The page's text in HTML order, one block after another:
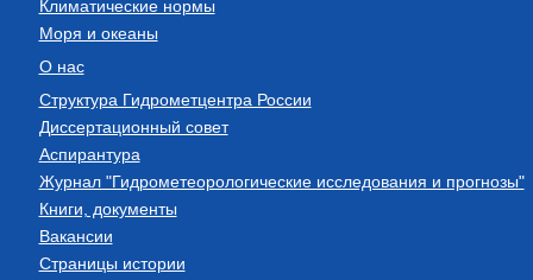
Климатические нормы
Моря и океаны
О нас
Структура Гидрометцентра России
Диссертационный совет
Аспирантура
Журнал "Гидрометеорологические исследования и прогнозы"
Книги, документы
Вакансии
Страницы истории